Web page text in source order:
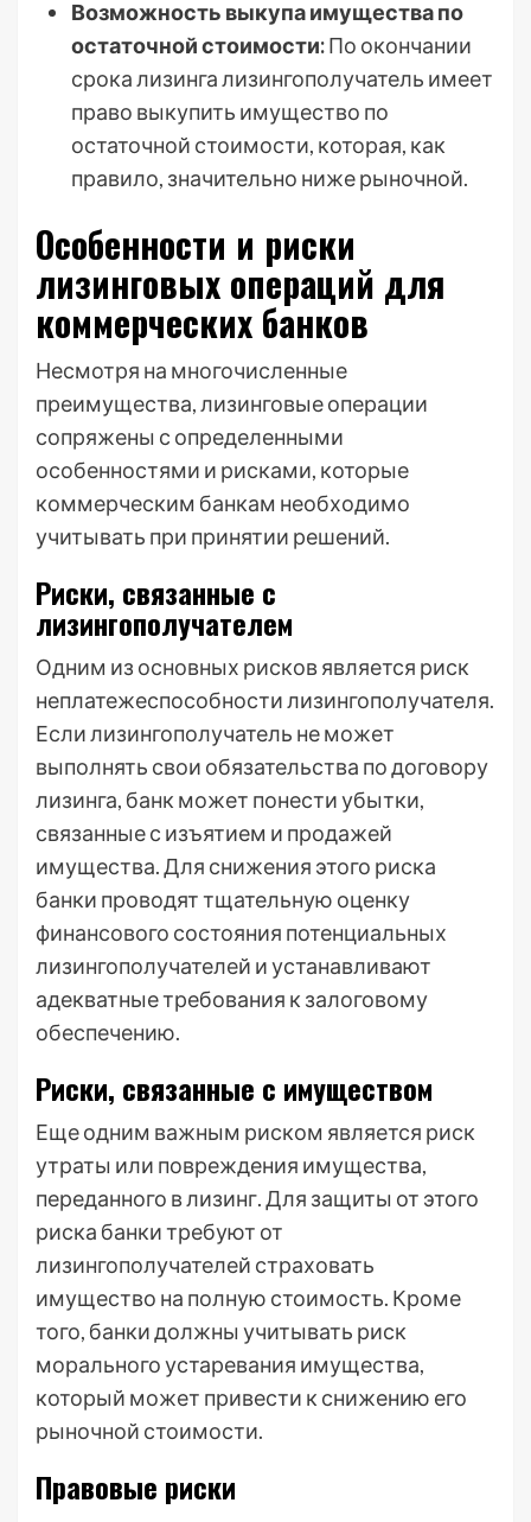
Возможность выкупа имущества по
остаточной стоимости:По окончании
срока лизинга лизингополучатель имеет
право выкупить имущество по
остаточной стоимости, которая, как
правило, значительно ниже рыночной.
Особенности и риски
лизинговых операций для
коммерческих банков
Несмотря на многочисленные
преимущества, лизинговые операции
сопряжены с определенными
особенностями и рисками, которые
коммерческим банкам необходимо
учитывать при принятии решений.
Риски, связанные с
лизингополучателем
Одним из основных рисков является риск
неплатежеспособности лизингополучателя.
Если лизингополучатель не может
выполнять свои обязательства по договору
лизинга, банк может понести убытки,
связанные с изъятием и продажей
имущества. Для снижения этого риска
банки проводят тщательную оценку
финансового состояния потенциальных
лизингополучателей и устанавливают
адекватные требования к залоговому
обеспечению.
Риски, связанные с имуществом
Еще одним важным риском является риск
утраты или повреждения имущества,
переданного в лизинг. Для защиты от этого
риска банки требуют от
лизингополучателей страховать
имущество на полную стоимость. Кроме
того, банки должны учитывать риск
морального устаревания имущества,
который может привести к снижению его
рыночной стоимости.
Правовые риски